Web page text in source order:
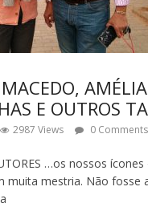
E OUTROS
2987 Views 0 Comments
…os nossos ícones
muita mestria. Não fosse